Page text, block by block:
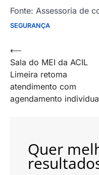
Fonte: Assessoria de
SEGURANÇA
Navegação
de
artigos
⟵
Sala do MEI da ACIL
Limeira retoma
atendimento com
agendamento
Quer